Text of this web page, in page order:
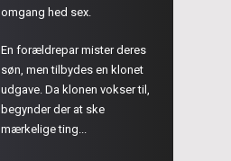
omgang hed sex.
En forældrepar mister deres
søn, men tilbydes en klonet
udgave. Da klonen vokser til,
begynder der at ske
mærkelige ting...